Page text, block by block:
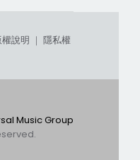
說明 ｜ 隱私權
Music Group